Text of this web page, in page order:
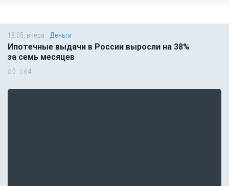
18:05, вчера Деньги
Ипотечные выдачи в России выросли на 38%
за семь месяцев
0 64